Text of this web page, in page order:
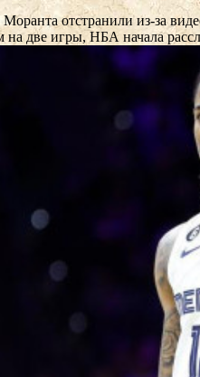
отстранили из-за
две игры, НБА начала